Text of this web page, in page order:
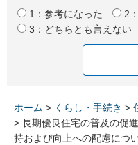
1：参考になった
2
3：どちらとも言えない
ホーム > くらし・手続き >
> 長期優良住宅の普及の促
持および向上への配慮につ